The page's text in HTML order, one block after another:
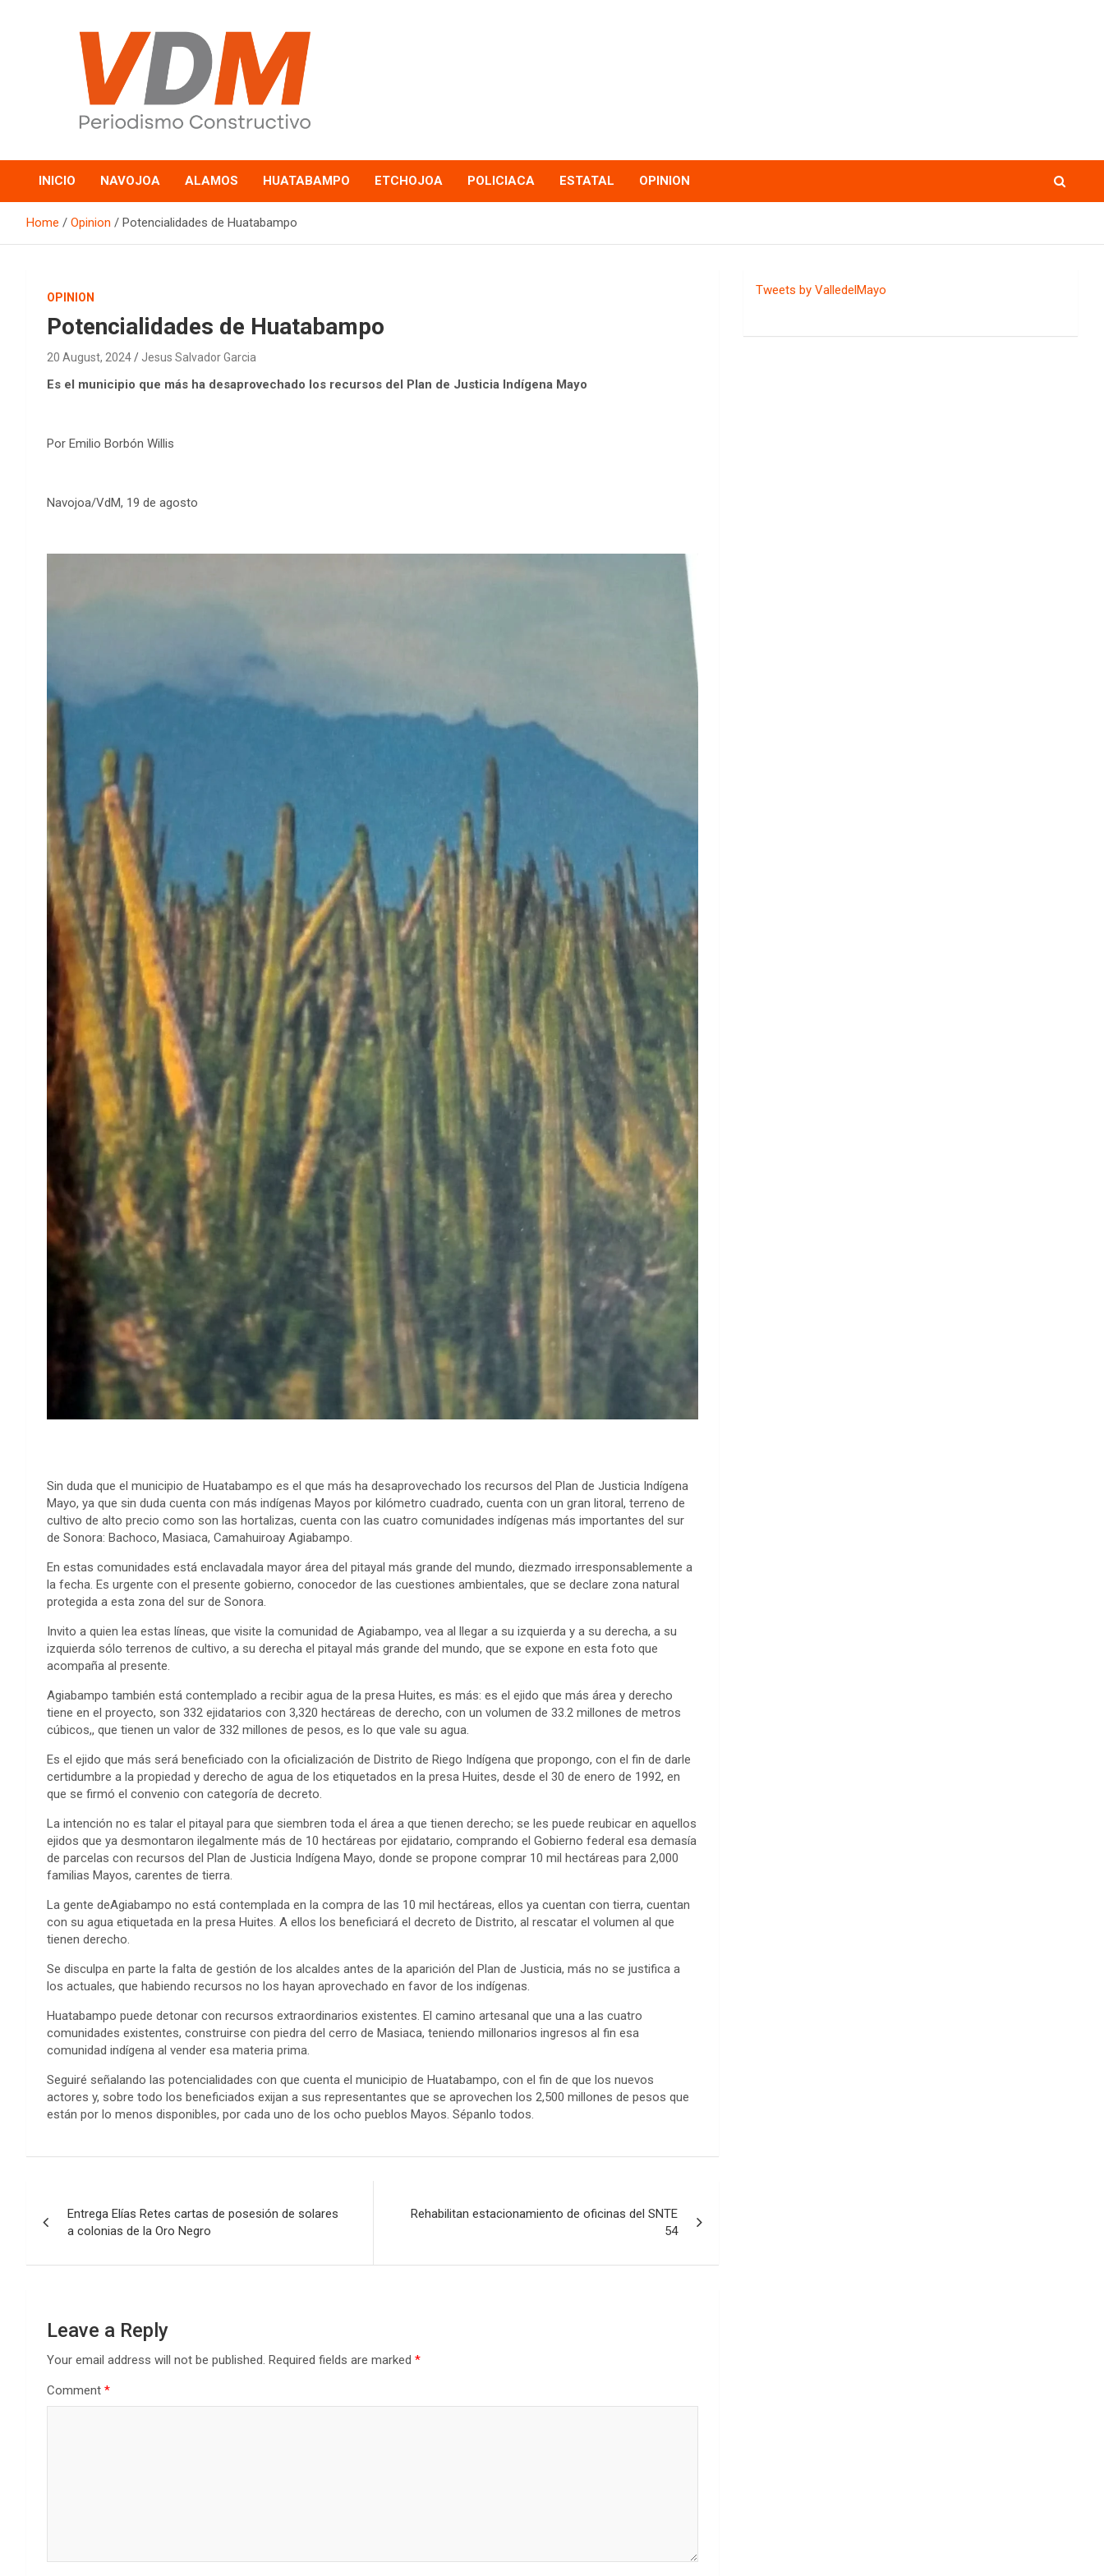
valledelmayo.com
INICIO NAVOJOA ALAMOS HUATABAMPO ETCHOJOA POLICIACA ESTATAL OPINION
Home Opinion Potencialidades de Huatabampo
OPINION
Potencialidades de Huatabampo
20 August, 2024 Jesus Salvador Garcia
Es el municipio que más ha desaprovechado los recursos del Plan de Justicia Indígena Mayo
Por Emilio Borbón Willis
Navojoa/VdM, 19 de agosto
Sin duda que el municipio de Huatabampo es el que más ha desaprovechado los recursos del Plan de Justicia Indígena
Mayo, ya que sin duda cuenta con más indígenas Mayos por kilómetro cuadrado, cuenta con un gran litoral, terreno de
cultivo de alto precio como son las hortalizas, cuenta con las cuatro comunidades indígenas más importantes del sur
de Sonora: Bachoco, Masiaca, Camahuiroay Agiabampo.
En estas comunidades está enclavadala mayor área del pitayal más grande del mundo, diezmado irresponsablemente a
la fecha. Es urgente con el presente gobierno, conocedor de las cuestiones ambientales, que se declare zona natural
protegida a esta zona del sur de Sonora.
Invito a quien lea estas líneas, que visite la comunidad de Agiabampo, vea al llegar a su izquierda y a su derecha, a su
izquierda sólo terrenos de cultivo, a su derecha el pitayal más grande del mundo, que se expone en esta foto que
acompaña al presente.
Agiabampo también está contemplado a recibir agua de la presa Huites, es más: es el ejido que más área y derecho
tiene en el proyecto, son 332 ejidatarios con 3,320 hectáreas de derecho, con un volumen de 33.2 millones de metros
cúbicos,, que tienen un valor de 332 millones de pesos, es lo que vale su agua.
Es el ejido que más será beneficiado con la oficialización de Distrito de Riego Indígena que propongo, con el fin de darle
certidumbre a la propiedad y derecho de agua de los etiquetados en la presa Huites, desde el 30 de enero de 1992, en
que se firmó el convenio con categoría de decreto.
La intención no es talar el pitayal para que siembren toda el área a que tienen derecho; se les puede reubicar en aquellos
ejidos que ya desmontaron ilegalmente más de 10 hectáreas por ejidatario, comprando el Gobierno federal esa demasía
de parcelas con recursos del Plan de Justicia Indígena Mayo, donde se propone comprar 10 mil hectáreas para 2,000
familias Mayos, carentes de tierra.
La gente deAgiabampo no está contemplada en la compra de las 10 mil hectáreas, ellos ya cuentan con tierra, cuentan
con su agua etiquetada en la presa Huites. A ellos los beneficiará el decreto de Distrito, al rescatar el volumen al que
tienen derecho.
Se disculpa en parte la falta de gestión de los alcaldes antes de la aparición del Plan de Justicia, más no se justifica a
los actuales, que habiendo recursos no los hayan aprovechado en favor de los indígenas.
Huatabampo puede detonar con recursos extraordinarios existentes. El camino artesanal que una a las cuatro
comunidades existentes, construirse con piedra del cerro de Masiaca, teniendo millonarios ingresos al fin esa
comunidad indígena al vender esa materia prima.
Seguiré señalando las potencialidades con que cuenta el municipio de Huatabampo, con el fin de que los nuevos
actores y, sobre todo los beneficiados exijan a sus representantes que se aprovechen los 2,500 millones de pesos que
están por lo menos disponibles, por cada uno de los ocho pueblos Mayos. Sépanlo todos.
navigation
Entrega Elías Retes cartas de posesión de solares
a colonias de la Oro Negro
Rehabilitan estacionamiento de oficinas del SNTE
54
Leave a Reply
Your email address will not be published. Required fields are marked *
Comment *
Tweets by ValledelMayo